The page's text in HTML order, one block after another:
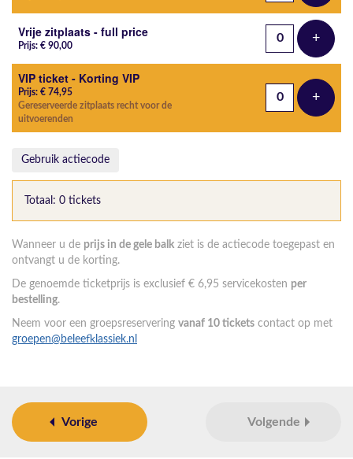
Vrije zitplaats - full price
Prijs: € 90,00 +Voeg
VIP ticket - Korting VIP
Prijs: € 74,95
Gereserveerde zitplaats recht voor de
uitvoerenden
+Voeg
Gebruik actiecode
Totaal: 0 tickets
Wanneer u de prijs in de gele balk ziet is de actiecode toegepast en
ontvangt u de korting.
De genoemde ticketprijs is exclusief € 6,95 servicekosten per
bestelling.
Neem voor een groepsreservering vanaf 10 tickets contact op met
groepen@beleefklassiek.nl
Vorige Volgende